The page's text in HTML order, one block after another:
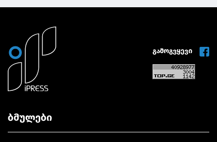
გამოგვყევი
ბმულები